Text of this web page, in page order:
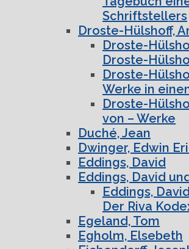
Schriftstellers
Droste-Hülshoff,
Droste-
Droste-
Droste-
Werke in
Droste-
von – Werke
Duché, Jean
Dwinger, Edwin
Eddings, David
Eddings, David
Eddings,
Der Riva
Egeland, Tom
Egholm, Elsebeth